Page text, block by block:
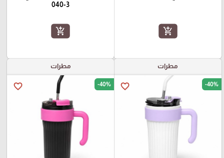
add_shopping_cart
040-3
add_shopping_cart
مطرات
favorite_border -40%
مطرات
favorite_border -40%